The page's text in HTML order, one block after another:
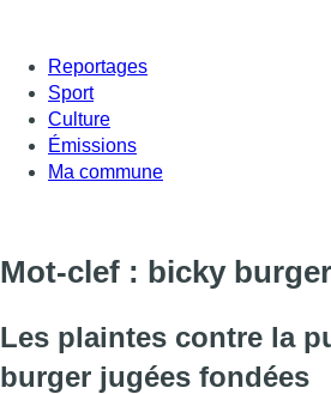
Reportages
Sport
Culture
Émissions
Ma commune
Mot-clef : bicky burger
Les plaintes contre la
burger jugées fondées